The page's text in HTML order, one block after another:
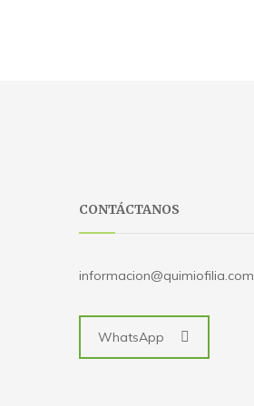
CONTÁCTANOS
informacion@quimiofilia.com
WhatsApp